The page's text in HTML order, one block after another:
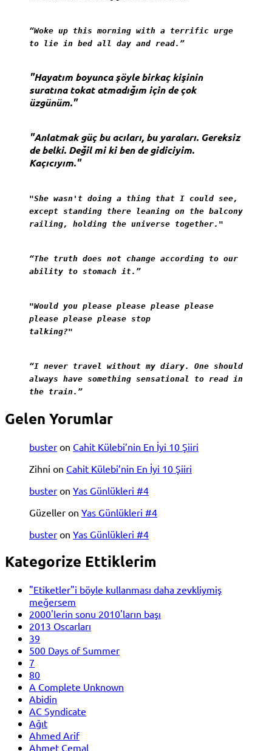
“Woke up this morning with a terrific urge
to lie in bed all day and read.”
"Hayatım boyunca şöyle birkaç kişinin
suratına tokat atmadığım için de çok
üzgünüm."
"Anlatmak güç bu acıları, bu yaraları. Gereksiz
de belki. Değil mi ki ben de gidiciyim.
Kaçıcıyım."
"She wasn't doing a thing that I could see,
except standing there leaning on the balcony
railing, holding the universe together."
“The truth does not change according to our
ability to stomach it.”
"Would you please please please please
please please please stop
talking?"
“I never travel without my diary. One should
always have something sensational to read in
the train.”
Gelen Yorumlar
buster on Cahit Külebi’nin En İyi 10 Şiiri
Zihni on Cahit Külebi’nin En İyi 10 Şiiri
buster on Yas Günlükleri #4
Güzeller on Yas Günlükleri #4
buster on Yas Günlükleri #4
Kategorize Ettiklerim
"Etiketler"i böyle kullanması daha zevkliymiş
meğersem
2000'lerin sonu 2010'ların başı
2013 Oscarları
39
500 Days of Summer
7
80
A Complete Unknown
Abidin
AC Syndicate
Ağıt
Ahmed Arif
Ahmet Cemal